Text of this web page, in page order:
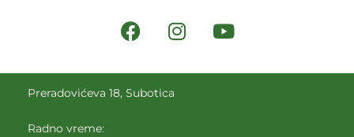
Preradovićeva 18, Subotica
Radno vreme: